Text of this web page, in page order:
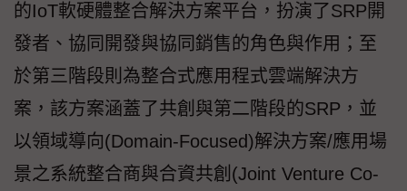
的IoT軟硬體整合解決方案平台，扮演了SRP開
發者、協同開發與協同銷售的角色與作用；至
於第三階段則為整合式應用程式雲端解決方
案，該方案涵蓋了共創與第二階段的SRP，並
以領域導向(Domain-Focused)解決方案/應用場
景之系統整合商與合資共創(Joint Venture Co-